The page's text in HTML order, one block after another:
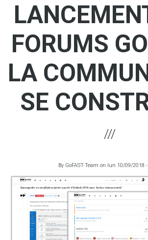
FORUMS
LA
SE
By GoFAST-Team on lun 10/09/2018 -